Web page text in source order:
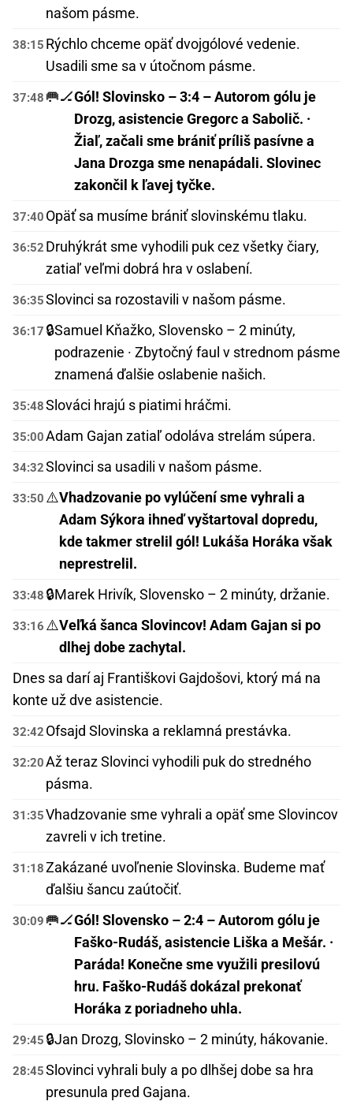
našom pásme.
38:15 Rýchlo chceme opäť dvojgólové vedenie.
Usadili sme sa v útočnom pásme.
37:48 🥅🏒Gól! Slovinsko – 3:4 – Autorom gólu je
Drozg, asistencie Gregorc a Sabolič. ·
Žiaľ, začali sme brániť príliš pasívne a
Jana Drozga sme nenapádali. Slovinec
zakončil k ľavej tyčke.
37:40 Opäť sa musíme brániť slovinskému tlaku.
36:52 Druhýkrát sme vyhodili puk cez všetky čiary,
zatiaľ veľmi dobrá hra v oslabení.
36:35Slovinci sa rozostavili v našom pásme.
36:17 🔒Samuel Kňažko, Slovensko – 2 minúty,
podrazenie · Zbytočný faul v strednom pásme
znamená ďalšie oslabenie našich.
35:48Slováci hrajú s piatimi hráčmi.
35:00Adam Gajan zatiaľ odoláva strelám súpera.
34:32Slovinci sa usadili v našom pásme.
33:50 ⚠️Vhadzovanie po vylúčení sme vyhrali a
Adam Sýkora ihneď vyštartoval dopredu,
kde takmer strelil gól! Lukáša Horáka však
neprestrelil.
33:48 🔒Marek Hrivík, Slovensko – 2 minúty, držanie.
33:16 ⚠️Veľká šanca Slovincov! Adam Gajan si po
dlhej dobe zachytal.
Dnes sa darí aj Františkovi Gajdošovi, ktorý má na
konte už dve asistencie.
32:42 Ofsajd Slovinska a reklamná prestávka.
32:20Až teraz Slovinci vyhodili puk do stredného
pásma.
31:35Vhadzovanie sme vyhrali a opäť sme Slovincov
zavreli v ich tretine.
31:18Zakázané uvoľnenie Slovinska. Budeme mať
ďalšiu šancu zaútočiť.
30:09 🥅🏒Gól! Slovensko – 2:4 – Autorom gólu je
Faško-Rudáš, asistencie Liška a Mešár. ·
Paráda! Konečne sme využili presilovú
hru. Faško-Rudáš dokázal prekonať
Horáka z poriadneho uhla.
29:45 🔒Jan Drozg, Slovinsko – 2 minúty, hákovanie.
28:45Slovinci vyhrali buly a po dlhšej dobe sa hra
presunula pred Gajana.